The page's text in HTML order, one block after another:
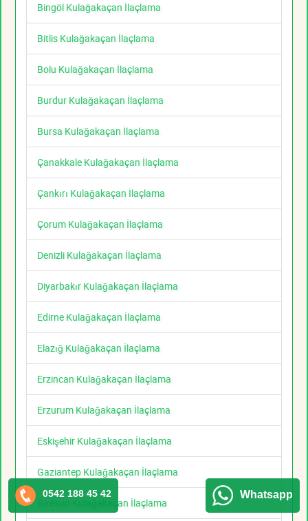
Bingöl Kulağakaçan İlaçlama
Bitlis Kulağakaçan İlaçlama
Bolu Kulağakaçan İlaçlama
Burdur Kulağakaçan İlaçlama
Bursa Kulağakaçan İlaçlama
Çanakkale Kulağakaçan İlaçlama
Çankırı Kulağakaçan İlaçlama
Çorum Kulağakaçan İlaçlama
Denizli Kulağakaçan İlaçlama
Diyarbakır Kulağakaçan İlaçlama
Edirne Kulağakaçan İlaçlama
Elazığ Kulağakaçan İlaçlama
Erzincan Kulağakaçan İlaçlama
Erzurum Kulağakaçan İlaçlama
Eskişehir Kulağakaçan İlaçlama
Gaziantep Kulağakaçan İlaçlama
Giresun Kulağakaçan İlaçlama
0542 188 45 42 Whatsapp